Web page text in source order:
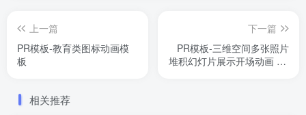
上一篇
PR模板-教育类图标动画模
板
下一篇
PR模板-三维空间多张照片
堆积幻灯片展示开场动画 3D
相关推荐